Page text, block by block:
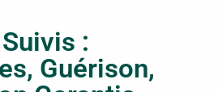
:
Guérison,